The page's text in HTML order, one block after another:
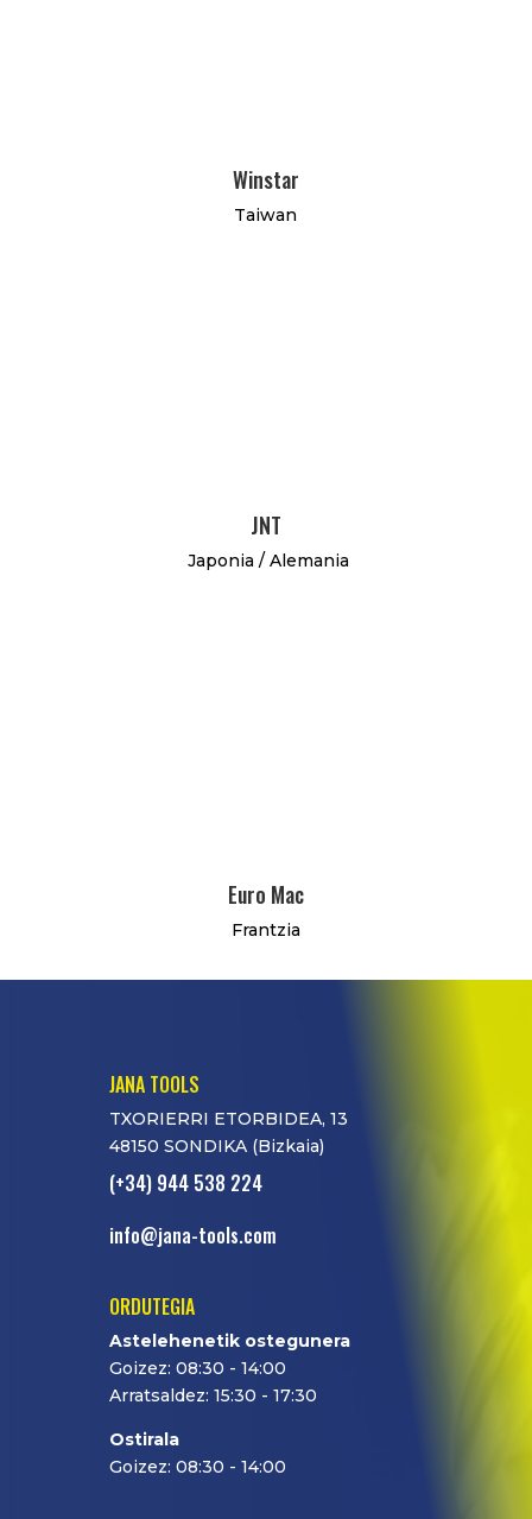
Winstar
Taiwan
JNT
Japonia / Alemania
Euro Mac
Frantzia
JANA TOOLS
TXORIERRI ETORBIDEA, 13
48150 SONDIKA (Bizkaia)
(+34) 944 538 224
info@jana-tools.com
ORDUTEGIA
Astelehenetik ostegunera
Goizez: 08:30 - 14:00
Arratsaldez: 15:30 - 17:30
Ostirala
Goizez: 08:30 - 14:00